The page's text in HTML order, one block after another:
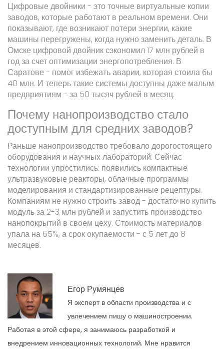
Цифровые двойники - это точные виртуальные копии
заводов, которые работают в реальном времени. Они
показывают, где возникают потери энергии, какие
машины перегружены, когда нужно заменить деталь. В
Омске цифровой двойник сэкономил 17 млн рублей в
год за счет оптимизации энергопотребления. В
Саратове - помог избежать аварии, которая стоила бы
40 млн. И теперь такие системы доступны даже малым
предприятиям - за 50 тысяч рублей в месяц.
Почему нанопроизводство стало
доступным для средних заводов?
Раньше нанопроизводство требовало дорогостоящего
оборудования и научных лабораторий. Сейчас
технологии упростились: появились компактные
ультразвуковые реакторы, облачные программы
моделирования и стандартизированные рецептуры.
Компаниям не нужно строить завод - достаточно купить
модуль за 2-3 млн рублей и запустить производство
нанопокрытий в своем цеху. Стоимость материалов
упала на 65%, а срок окупаемости - с 5 лет до 8
месяцев.
Егор Румянцев
Я эксперт в области производства и с
увлечением пишу о машиностроении.
Работая в этой сфере, я занимаюсь разработкой и
внедрением инновационных технологий. Мне нравится